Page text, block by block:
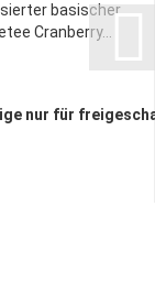
basischer
Cranberry...
nur für